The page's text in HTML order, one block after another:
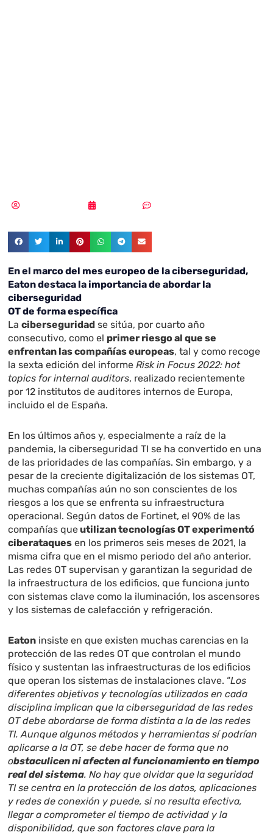
En el marco del mes europeo de la ciberseguridad,
Eaton destaca la importancia de abordar la
ciberseguridad
OT de forma específica
Laciberseguridad se sitúa, por cuarto año
consecutivo, como el primer riesgo al que se
enfrentan las compañías europeas, tal y como recoge
la sexta edición del informeRisk in Focus 2022: hot
topics for internal auditors, realizado recientemente
por 12 institutos de auditores internos de Europa,
incluido el de España.
En los últimos años y, especialmente a raíz de la
pandemia, la ciberseguridad TI se ha convertido en una
de las prioridades de las compañías. Sin embargo, y a
pesar de la creciente digitalización de los sistemas OT,
muchas compañías aún no son conscientes de los
riesgos a los que se enfrenta su infraestructura
operacional. Según datos de Fortinet, el 90% de las
compañías queutilizan tecnologías OT experimentó
ciberataques en los primeros seis meses de 2021, la
misma cifra que en el mismo periodo del año anterior.
Las redes OT supervisan y garantizan la seguridad de
la infraestructura de los edificios, que funciona junto
con sistemas clave como la iluminación, los ascensores
y los sistemas de calefacción y refrigeración.
Eaton insiste en que existen muchas carencias en la
protección de las redes OT que controlan el mundo
físico y sustentan las infraestructuras de los edificios
que operan los sistemas de instalaciones clave. “Los
diferentes objetivos y tecnologías utilizados en cada
disciplina implican que la ciberseguridad de las redes
OT debe abordarse de forma distinta a la de las redes
TI. Aunque algunos métodos y herramientas sí podrían
aplicarse a la OT, se debe hacer de forma que no
obstaculicen ni afecten al funcionamiento en tiempo
real del sistema. No hay que olvidar que la seguridad
TI se centra en la protección de los datos, aplicaciones
y redes de conexión y puede, si no resulta efectiva,
llegar a comprometer el tiempo de actividad y la
disponibilidad, que son factores clave para la